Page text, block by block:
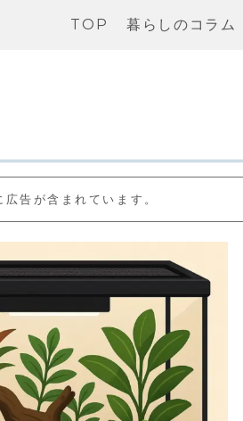
TOP 暮らしのコラム
広告が含まれています。